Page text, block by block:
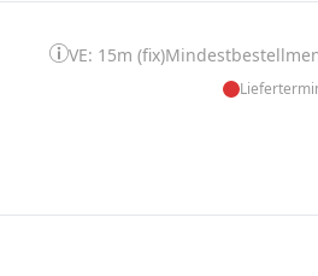
VE: 15m (fix)